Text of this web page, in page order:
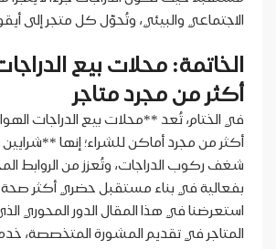
الاجتماعي والبيئي، وتُحوّل كل متجر إلى
الخاتمة: محلات بيع
أكثر من مجرد متاجر
في الختام، تُعد **محلات بيع الدراجات
أكثر من مجرد أماكن للشراء؛ إنها
شغف ركوب الدراجات، وتُعزز من الروابط
بفعالية في بناء مستقبل حضري أكثر
استعرضنا في هذا المقال الدور المحوري
المتاجر في تقديم المشورة المتخصصة،